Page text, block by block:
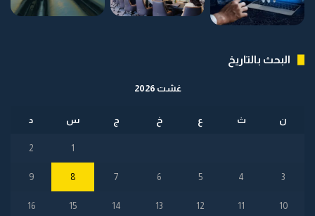
البحث بالتاريخ
غشت 2026
ن ث ع خ ج س د
1
2
3
4
5
6
7
8
9
10
11
12
13
14
15
16